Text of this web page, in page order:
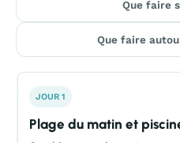
Que faire
Que faire
JOUR 1
Plage du matin et